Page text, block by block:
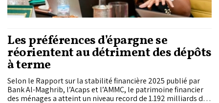
Les préférences d’épargne se
réorientent au détriment des dépôts
à terme
Selon le Rapport sur la stabilité financière 2025 publié par
Bank Al-Maghrib, l’Acaps et l’AMMC, le patrimoine financier
des ménages a atteint un niveau record de 1.192 milliards de